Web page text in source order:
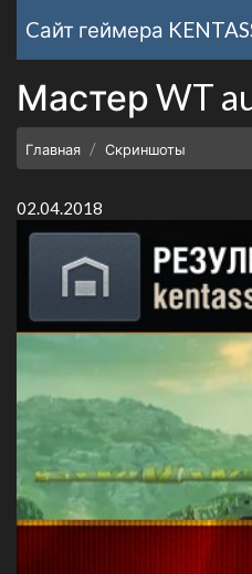
Cайт геймера
Мастер WT
Главная Скриншоты
02.04.2018